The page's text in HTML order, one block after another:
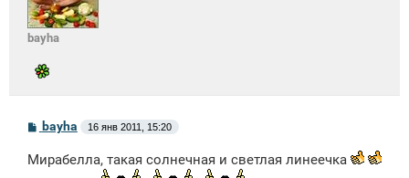
bayha
С
о
б
bayha 16 янв 2011, 15:20
Мирабелла, такая солнечная и светлая линеечка